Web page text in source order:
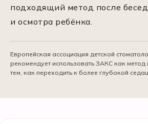
подходящий метод после
и осмотра ребёнка.
Европейская ассоциация детской
рекомендует использовать ЗАКС как
тем, как переходить к более глубокой